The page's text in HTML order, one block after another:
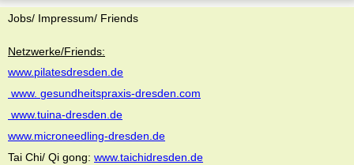
Jobs/ Impressum/ Friends
Netzwerke/Friends:
www.pilatesdresden.de
www. gesundheitspraxis-dresden.com
www.tuina-dresden.de
www.microneedling-dresden.de
Tai Chi/ Qi gong: www.taichidresden.de